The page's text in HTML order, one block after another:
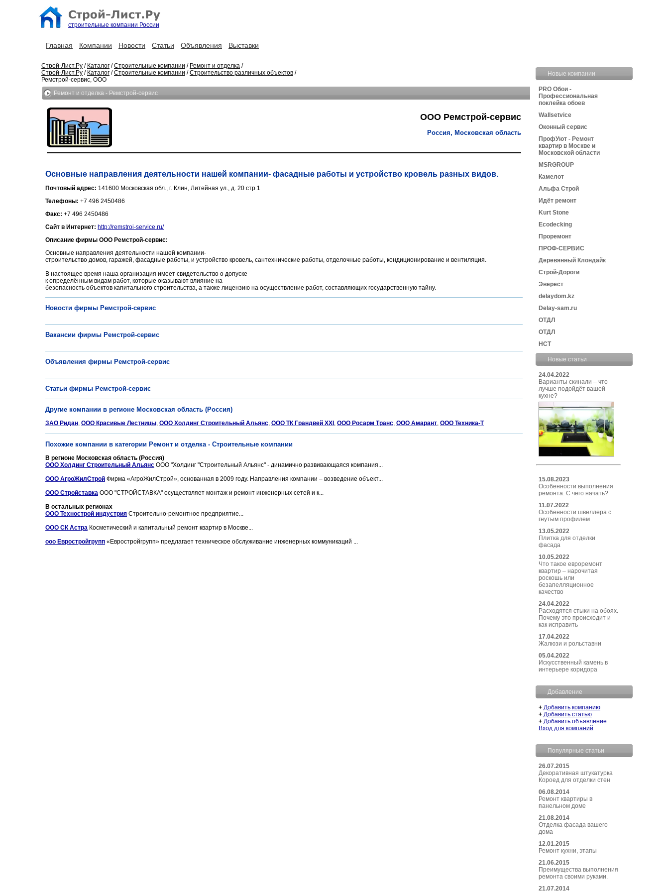
строительные компании России
Главная Компании Новости Статьи Объявления Выставки
Строй-Лист.Ру / Каталог /Строительные компании / Ремонт и отделка /
Строй-Лист.Ру / Каталог /Строительные компании /Строительство различных объектов /
Ремстрой-сервис, ООО
Ремонт и отделка - Ремстрой-сервис
ООО Ремстрой-сервис
Россия, Московская область
Основные направления деятельности нашей компании- фасадные работы и устройство кровель разных видов.
Почтовый адрес: 141600 Московская обл., г. Клин, Литейная ул., д. 20 стр 1
Телефоны: +7 496 2450486
Факс: +7 496 2450486
Сайт в Интернет: http://remstroi-service.ru/
Описание фирмы ООО Ремстрой-сервис:
Основные направления деятельности нашей компании-
строительство домов, гаражей, фасадные работы, и устройство кровель, сантехнические работы, отделочные работы, кондиционирование и вентиляция.
В настоящее время наша организация имеет свидетельство о допуске
к определённым видам работ, которые оказывают влияние на
безопасность объектов капитального строительства, а также лицензию на осуществление работ, составляющих государственную тайну.
Новости фирмы Ремстрой-сервис
Вакансии фирмы Ремстрой-сервис
Объявления фирмы Ремстрой-сервис
Статьи фирмы Ремстрой-сервис
Другие компании в регионе Московская область (Россия)
ЗАО Ридан, ООО Красивые Лестницы, ООО Холдинг Строительный Альянс, ООО ТК Грандвей XXI , ООО Росарм Транс, ООО Амарант, ООО Техника-Т
Похожие компании в категории Ремонт и отделка - Строительные компании
В регионе Московская область (Россия)
ООО Холдинг Строительный Альянс ООО "Холдинг "Строительный Альянс" - динамично развивающаяся компания...
ООО АгроЖилСтрой Фирма «АгроЖилСтрой», основанная в 2009 году. Направления компании – возведение объект...
ООО Стройставка ООО "СТРОЙСТАВКА" осуществляет монтаж и ремонт инженерных сетей и к...
В остальных регионах
ООО Технострой индустрия Строительно-ремонтное предприятие...
ООО СК Астра Косметический и капитальный ремонт квартир в Москве...
ооо Евростройгрупп «Евростройгрупп» предлагает техническое обслуживание инженерных коммуникаций ...
Новые компании
PRO Обои -
Профессиональная
поклейка обоев
Wallsetvice
Оконный сервис
ПрофУют - Ремонт
квартир в Москве и
Московской области
MSRGROUP
Камелот
Альфа Строй
Идёт ремонт
Kurt Stone
Ecodecking
Проремонт
ПРОФ-СЕРВИС
Деревянный Клондайк
Строй-Дороги
Эверест
delaydom.kz
Delay-sam.ru
ОТДЛ
ОТДЛ
НСТ
Новые статьи
24.04.2022
Варианты скинали – что
лучше подойдёт вашей
кухне?
15.08.2023
Особенности выполнения
ремонта. С чего начать?
11.07.2022
Особенности швеллера с
гнутым профилем
13.05.2022
Плитка для отделки
фасада
10.05.2022
Что такое евроремонт
квартир – нарочитая
роскошь или
безапелляционное
качество
24.04.2022
Расходятся стыки на обоях.
Почему это происходит и
как исправить
17.04.2022
Жалюзи и рольставни
05.04.2022
Искусственный камень в
интерьере коридора
Добавление
+ Добавить компанию
+ Добавить статью
+ Добавить объявление
Вход для компаний
Популярные статьи
26.07.2015
Декоративная штукатурка
Короед для отделки стен
06.08.2014
Ремонт квартиры в
панельном доме
21.08.2014
Отделка фасада вашего
дома
12.01.2015
Ремонт кухни, этапы
21.06.2015
Преимущества выполнения
ремонта своими руками.
21.07.2014